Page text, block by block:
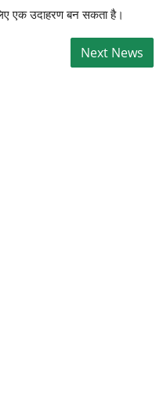
एक उदाहरण बन सकता है।